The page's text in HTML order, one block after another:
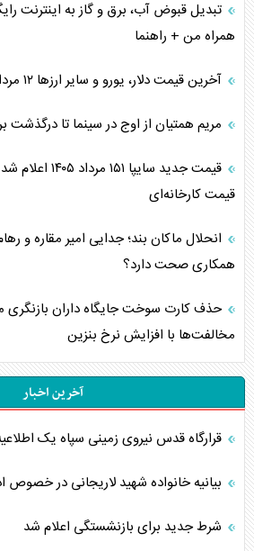
تبدیل قبوض آب، برق و گاز به اینترنت
همراه من + راهنما
آخرین قیمت دلار، یورو و سایر ارز‌ها ۱۲ مرداد ۱۴۰۵ / جدول
مریم همتیان از اوج در سینما تا درگذشت
قیمت جدید سایپا
قیمت کارخانه‌ای
انحلال ماکان بند؛ جدایی امیر مقاره و
همکاری صحت دارد؟
حذف کارت سوخت جایگاه داران بازنگری
مخالفت‌ها با افزایش نرخ بنزین
آخرین اخبار
قرارگاه قدس نیروی زمینی سپاه یک
بیانیه خانواده شهید لاریجانی در خصوص
شرط جدید برای بازنشستگی اعلام شد